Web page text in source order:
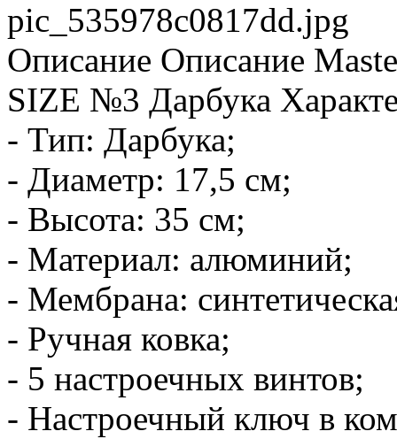
pic_535978c0817dd.jpg
Описание Описание
SIZE №3 Дарбука
- Тип: Дарбука;
- Диаметр: 17,5 см;
- Высота: 35 см;
- Материал: алюминий;
- Мембрана:
- Ручная ковка;
- 5 настроечных винтов;
- Настроечный ключ в